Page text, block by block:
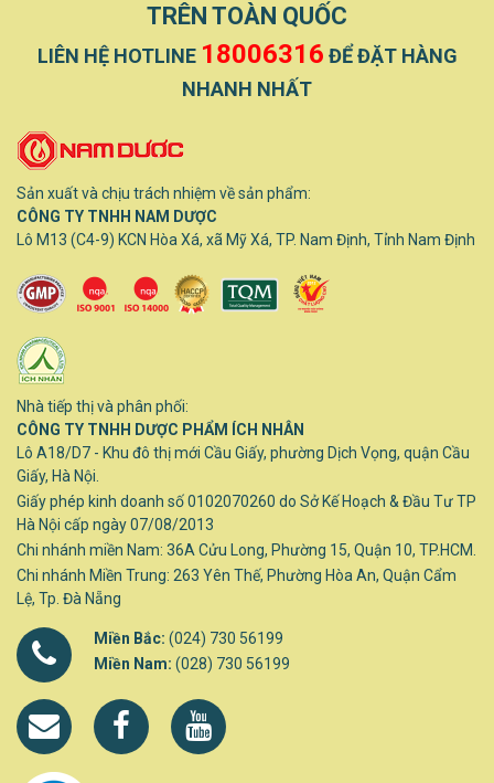
TRÊN TOÀN QUỐC
LIÊN HỆ HOTLINE 18006316 ĐỂ ĐẶT HÀNG
NHANH NHẤT
Sản xuất và chịu trách nhiệm về sản phẩm:
CÔNG TY TNHH NAM DƯỢC
Lô M13 (C4-9) KCN Hòa Xá, xã Mỹ Xá, TP. Nam Định, Tỉnh Nam Định
Nhà tiếp thị và phân phối:
CÔNG TY TNHH DƯỢC PHẨM ÍCH NHÂN
Lô A18/D7 - Khu đô thị mới Cầu Giấy, phường Dịch Vọng, quận Cầu
Giấy, Hà Nội.
Giấy phép kinh doanh số 0102070260 do Sở Kế Hoạch & Đầu Tư TP
Hà Nội cấp ngày 07/08/2013
Chi nhánh miền Nam: 36A Cửu Long, Phường 15, Quận 10, TP.HCM.
Chi nhánh Miền Trung: 263 Yên Thế, Phường Hòa An, Quận Cẩm
Lệ, Tp. Đà Nẵng
Miền Bắc: (024) 730 56199
Miền Nam: (028) 730 56199